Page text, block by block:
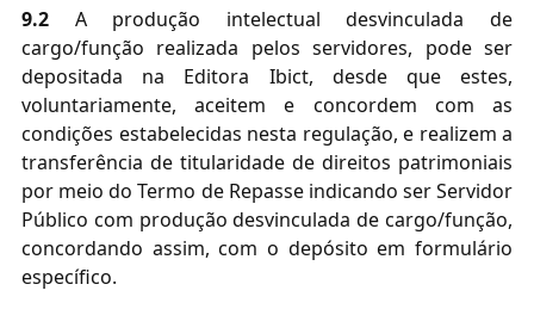
9.2 A produção intelectual desvinculada de
cargo/função realizada pelos servidores, pode ser
depositada na Editora Ibict, desde que estes,
voluntariamente, aceitem e concordem com as
condições estabelecidas nesta regulação, e realizem a
transferência de titularidade de direitos patrimoniais
por meio do Termo de Repasse indicando serServidor
Público com produção desvinculada de cargo/função,
concordando assim, com o depósito em formulário
específico.